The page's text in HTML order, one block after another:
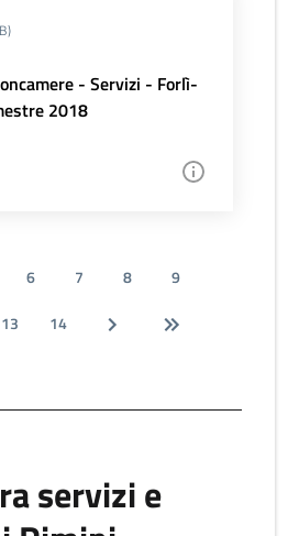
- Servizi - Forlì-
2018
6 7 8
9
13 14
servizi e